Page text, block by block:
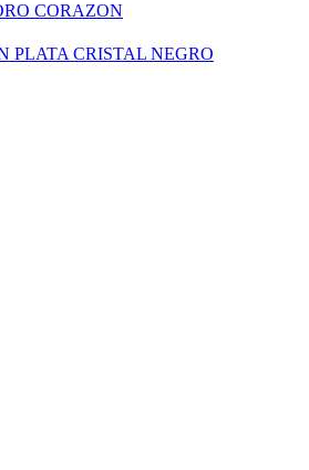
CORAZON